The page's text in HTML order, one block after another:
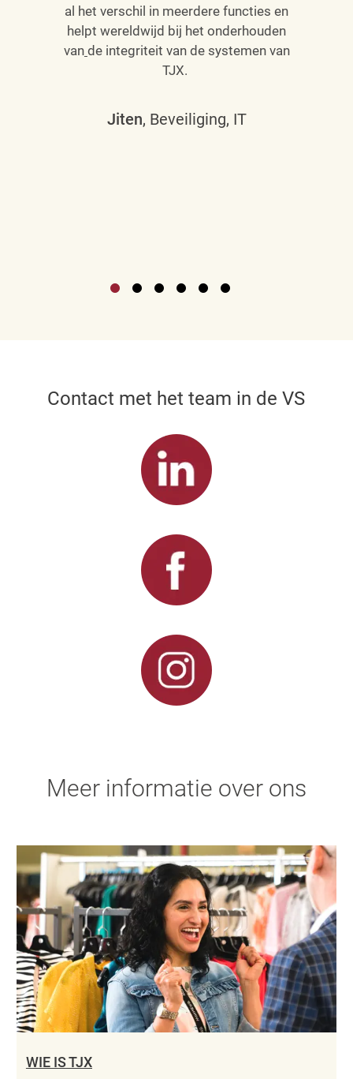
al het verschil in meerdere functies en
helpt wereldwijd bij het onderhouden
van de integriteit van de systemen van
TJX.
Jiten, Beveiliging, IT
Contact met het team in de VS
Meer informatie over ons
WIE IS TJX